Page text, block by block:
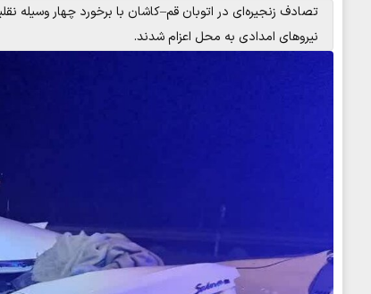
نیروهای امدادی به محل اعزام شدند.